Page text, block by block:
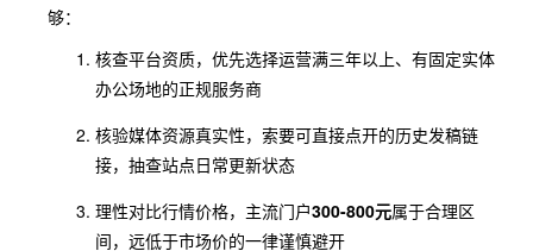
够：
核查平台资质，优先选择运营满三年以上、有固定实体
办公场地的正规服务商
核验媒体资源真实性，索要可直接点开的历史发稿链
接，抽查站点日常更新状态
理性对比行情价格，主流门户300-800元属于合理区
间，远低于市场价的一律谨慎避开